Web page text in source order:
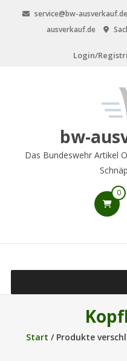
service@bw-ausverkauf.de
ausverkauf.de
Login/
bw-
Das Bundeswehr Artikel
0
Start / Produkte